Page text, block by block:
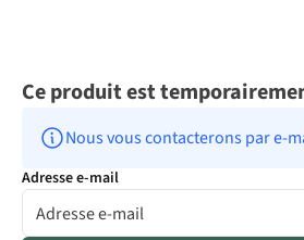
Ce produit est
Nous vous contacterons par e-
Adresse e-mail